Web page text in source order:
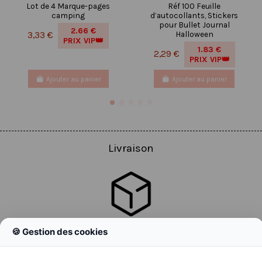
Lot de 4 Marque-pages
camping
3,33 €
2.66 €
PRIX VIP👑
Ajouter au panier
Réf 100 Feuille
d’autocollants, Stickers
pour Bullet Journal
Halloween
2,29 €
1.83 €
PRIX VIP👑
Ajouter au panier
Livraison
🍪 Gestion des cookies